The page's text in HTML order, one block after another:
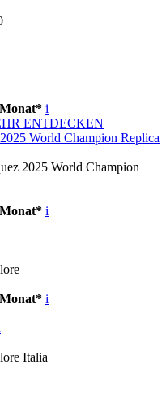
i
ENTDECKEN
World Champion Replica
2025 World Champion
i
i
Italia